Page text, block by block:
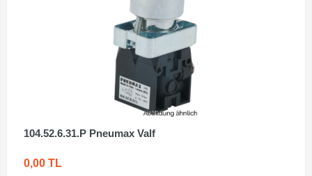
104.52.6.31.P Pneumax Valf
0,00 TL